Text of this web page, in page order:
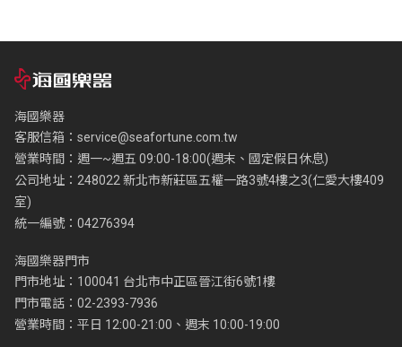
海國樂器
客服信箱： service@seafortune.com.tw
營業時間：週一~週五 09:00-18:00(週末、國定假日休息)
公司地址：248022 新北市新莊區五權一路3號4樓之3(仁愛大樓409
室)
統一編號：04276394
海國樂器門市
門市地址：100041 台北市中正區晉江街6號1樓
門市電話：02-2393-7936
營業時間：平日 12:00-21:00、週末 10:00-19:00